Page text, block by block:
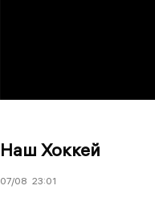
Наш Хоккей
07/08 23:01